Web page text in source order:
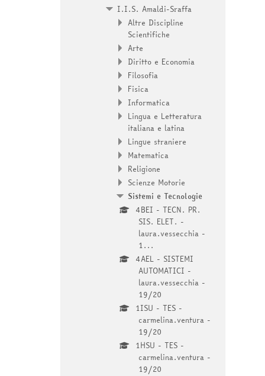
I.I.S. Amaldi-Sraffa
Altre Discipline
Scientifiche
Arte
Diritto e Economia
Filosofia
Fisica
Informatica
Lingua e Letteratura
italiana e latina
Lingue straniere
Matematica
Religione
Scienze Motorie
Sistemi e Tecnologie
4BEI - TECN. PR.
SIS. ELET. -
laura.vessecchia -
1...
4AEL - SISTEMI
AUTOMATICI -
laura.vessecchia -
19/20
1ISU - TES -
carmelina.ventura -
19/20
1HSU - TES -
carmelina.ventura -
19/20